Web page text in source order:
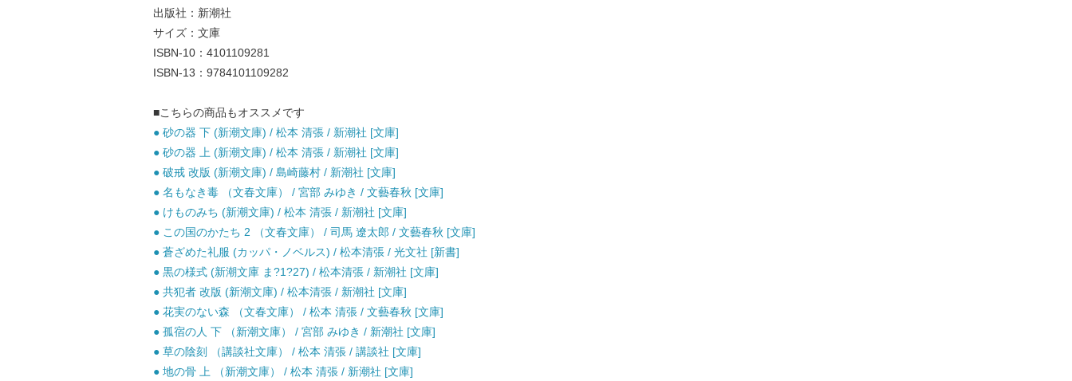
出版社：新潮社
サイズ：文庫
ISBN-10：4101109281
ISBN-13：9784101109282
■こちらの商品もオススメです
● 砂の器 下 (新潮文庫) / 松本 清張 / 新潮社 [文庫]
● 砂の器 上 (新潮文庫) / 松本 清張 / 新潮社 [文庫]
● 破戒 改版 (新潮文庫) / 島崎藤村 / 新潮社 [文庫]
● 名もなき毒 （文春文庫） / 宮部 みゆき / 文藝春秋 [文庫]
● けものみち (新潮文庫) / 松本 清張 / 新潮社 [文庫]
● この国のかたち 2 （文春文庫） / 司馬 遼太郎 / 文藝春秋 [文庫]
● 蒼ざめた礼服 (カッパ・ノベルス) / 松本清張 / 光文社 [新書]
● 黒の様式 (新潮文庫 ま?1?27) / 松本清張 / 新潮社 [文庫]
● 共犯者 改版 (新潮文庫) / 松本清張 / 新潮社 [文庫]
● 花実のない森 （文春文庫） / 松本 清張 / 文藝春秋 [文庫]
● 孤宿の人 下 （新潮文庫） / 宮部 みゆき / 新潮社 [文庫]
● 草の陰刻 （講談社文庫） / 松本 清張 / 講談社 [文庫]
● 地の骨 上 （新潮文庫） / 松本 清張 / 新潮社 [文庫]